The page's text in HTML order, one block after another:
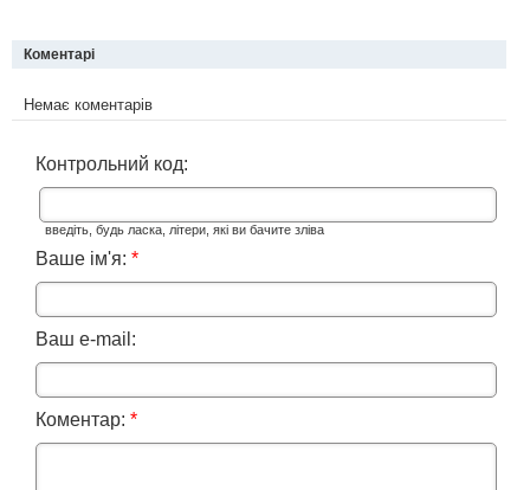
Коментарі
Немає коментарів
Контрольний код:
введіть, будь ласка, літери, які ви бачите зліва
Ваше ім'я: *
Ваш e-mail:
Коментар: *